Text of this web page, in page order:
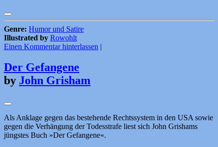
Genre: Humor und Satire
Illustrated by Rowohlt
Einen Kommentar hinterlassen |
Der Gefangene
by John Grisham
Als Anklage gegen das bestehende Rechtssystem in den USA sowie
gegen die Verhängung der Todesstrafe liest sich John Grishams
jüngstes Buch »Der Gefangene«.